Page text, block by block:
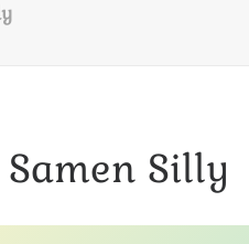
Silly